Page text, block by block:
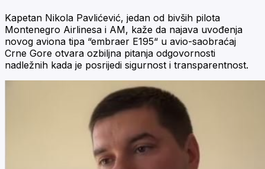
Kapetan Nikola Pavlićević, jedan od bivših pilota
Montenegro Airlinesa i AM, kaže da najava uvođenja
novog aviona tipa “embraer E195“ u avio-saobraćaj
Crne Gore otvara ozbiljna pitanja odgovornosti
nadležnih kada je posrijedi sigurnost i transparentnost.